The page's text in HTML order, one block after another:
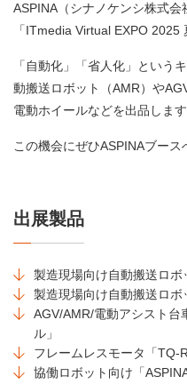
ASPINA（シナノケンシ株式
「ITmedia Virtual EXPO 2025
「自動化」「省人化」という
動搬送ロボット（AMR）や
電動ホイールなどを出品します
この機会にぜひASPINAブース
出展製品
製造現場向け自動搬送ロボ
製造現場向け自動搬送ロボ
AGV/AMR/電動アシスト台
ル」
フレームレスモータ「TQ-
協働ロボット向け「